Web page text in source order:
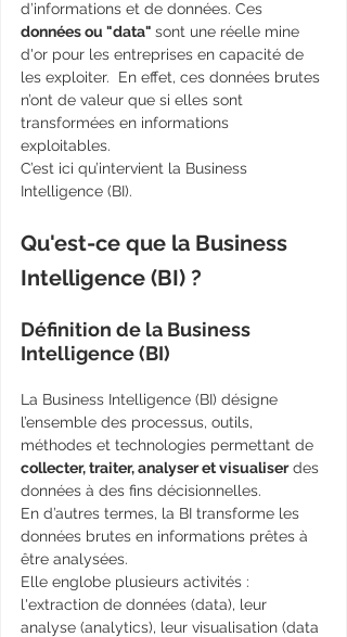
d’informations et de données. Ces
données ou "data" sont une réelle mine
d'or pour les entreprises en capacité de
les exploiter.  En effet, ces données brutes
n’ont de valeur que si elles sont
transformées en informations
exploitables.
C’est ici qu’intervient la Business
Intelligence (BI).
Qu'est-ce que la Business
Intelligence (BI) ?
Définition de la Business
Intelligence (BI)
La Business Intelligence (BI) désigne
l’ensemble des processus, outils,
méthodes et technologies permettant de
collecter, traiter, analyser et visualiser des
données à des fins décisionnelles.
En d’autres termes, la BI transforme les
données brutes en informations prêtes à
être analysées.
Elle englobe plusieurs activités :
l'extraction de données (data), leur
analyse (analytics), leur visualisation (data